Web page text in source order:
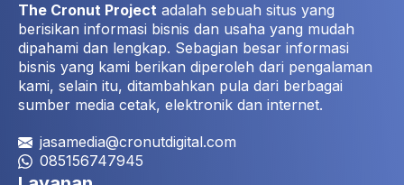
The Cronut Project adalah sebuah situs yang
berisikan informasi bisnis dan usaha yang mudah
dipahami dan lengkap. Sebagian besar informasi
bisnis yang kami berikan diperoleh dari pengalaman
kami, selain itu, ditambahkan pula dari berbagai
sumber media cetak, elektronik dan internet.
jasamedia@cronutdigital.com
085156747945